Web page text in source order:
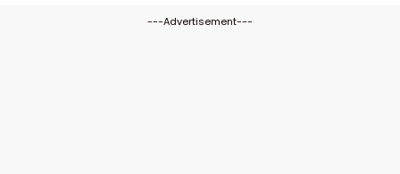
---Advertisement---